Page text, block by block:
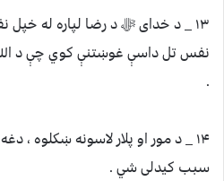
۱۳ _ د خدای ﷻ د رضا لپاره له
نفس تل داسې غوښتنې کوي چې د
.
۱۴ _ د مور او پلار لاسونه ښکلوه ،
سبب کیدلی شي .